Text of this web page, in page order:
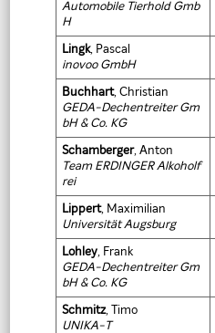
Automobile Tierhold Gmb
H
Lingk, Pascal
inovoo GmbH
Buchhart, Christian
GEDA-Dechentreiter Gm
bH & Co. KG
Schamberger, Anton
Team ERDINGER Alkoholf
rei
Lippert, Maximilian
Universität Augsburg
Lohley, Frank
GEDA-Dechentreiter Gm
bH & Co. KG
Schmitz, Timo
UNIKA-T